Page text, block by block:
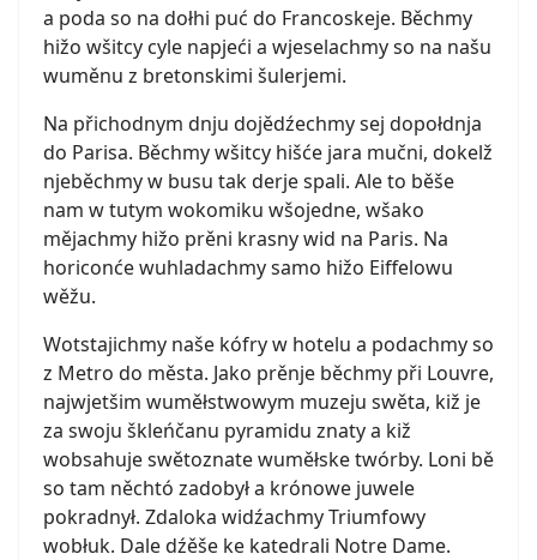
a poda so na dołhi puć do Francoskeje. Běchmy
hižo wšitcy cyle napjeći a wjeselachmy so na našu
wuměnu z bretonskimi šulerjemi.
Na přichodnym dnju dojědźechmy sej dopołdnja
do Parisa. Běchmy wšitcy hišće jara mučni, dokelž
njeběchmy w busu tak derje spali. Ale to běše
nam w tutym wokomiku wšojedne, wšako
mějachmy hižo prěni krasny wid na Paris. Na
horiconće wuhladachmy samo hižo Eiffelowu
wěžu.
Wotstajichmy naše kófry w hotelu a podachmy so
z Metro do města. Jako prěnje běchmy při Louvre,
najwjetšim wuměłstwowym muzeju swěta, kiž je
za swoju škleńčanu pyramidu znaty a kiž
wobsahuje swětoznate wuměłske twórby. Loni bě
so tam něchtó zadobył a krónowe juwele
pokradnył. Zdaloka widźachmy Triumfowy
wobłuk. Dale dźěše ke katedrali Notre Dame.